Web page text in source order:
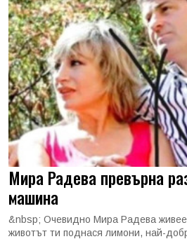
Мира Радева превърна
машина
&nbsp; Очевидно Мира Радева живее
животът ти поднася лимони, най-